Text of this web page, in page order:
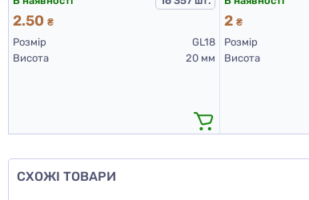
2.50 ₴
Розмір
GL18
Висота
20 мм
2₴
Розмір
Висота
СХОЖІ ТОВАРИ